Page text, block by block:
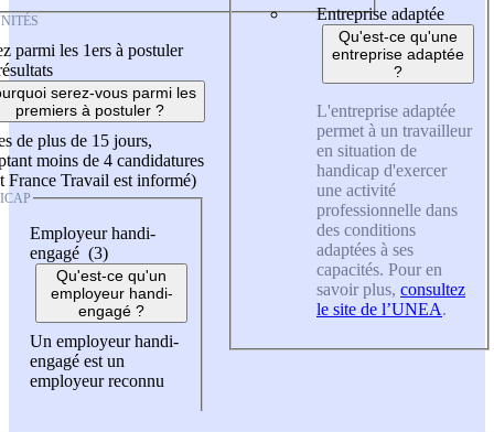
parmi les 1ers à postuler
serez-vous parmi les
premiers à postuler ?
de plus de 15 jours,
moins de 4 candidatures
France Travail est informé)
Employeur handi-
engagé (3)
Qu'est-ce qu'un
employeur handi-
engagé ?
Un employeur handi-
engagé est un
employeur reconnu
Entreprise adaptée
Qu'est-ce qu'une
entreprise adaptée
?
L'entreprise adaptée
permet à un travailleur
en situation de
handicap d'exercer
une activité
professionnelle dans
des conditions
adaptées à ses
capacités. Pour en
savoir plus, consultez
le site de l’UNEA.